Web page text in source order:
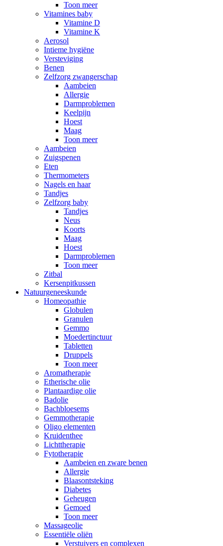
Toon meer
Vitamines baby
Vitamine D
Vitamine K
Aerosol
Intieme hygiëne
Versteviging
Benen
Zelfzorg zwangerschap
Aambeien
Allergie
Darmproblemen
Keelpijn
Hoest
Maag
Toon meer
Aambeien
Zuigspenen
Eten
Thermometers
Nagels en haar
Tandjes
Zelfzorg baby
Tandjes
Neus
Koorts
Maag
Hoest
Darmproblemen
Toon meer
Zitbal
Kersenpitkussen
Natuurgeneeskunde
Homeopathie
Globulen
Granulen
Gemmo
Moedertinctuur
Tabletten
Druppels
Toon meer
Aromatherapie
Etherische olie
Plantaardige olie
Badolie
Bachbloesems
Gemmotherapie
Oligo elementen
Kruidenthee
Lichttherapie
Fytotherapie
Aambeien en zware benen
Allergie
Blaasontsteking
Diabetes
Geheugen
Gemoed
Toon meer
Massageolie
Essentiële oliën
Verstuivers en complexen